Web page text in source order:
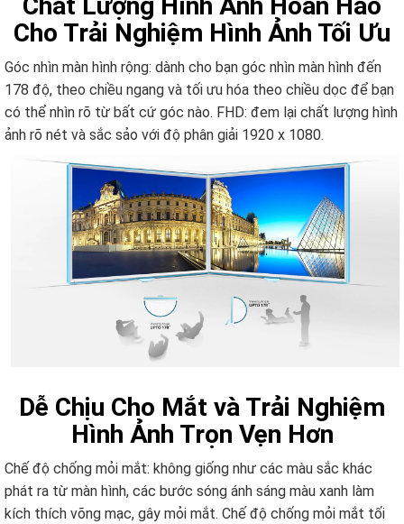
Cho Trải Nghiệm Hình Ảnh Tối Ưu
Góc nhìn màn hình rộng: dành cho bạn góc nhìn màn hình đến
178 độ, theo chiều ngang và tối ưu hóa theo chiều dọc để bạn
có thể nhìn rõ từ bất cứ góc nào. FHD: đem lại chất lượng hình
ảnh rõ nét và sắc sảo với độ phân giải 1920 x 1080.
Dễ Chịu Cho Mắt và Trải Nghiệm
Hình Ảnh Trọn Vẹn Hơn
Chế độ chống mỏi mắt: không giống như các màu sắc khác
phát ra từ màn hình, các bước sóng ánh sáng màu xanh làm
kích thích võng mạc, gây mỏi mắt. Chế độ chống mỏi mắt tối